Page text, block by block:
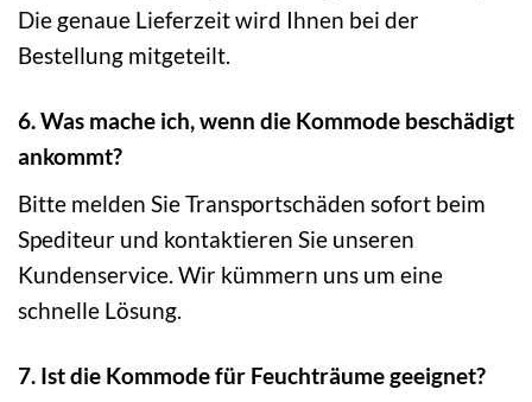
Die genaue Lieferzeit wird Ihnen bei der
Bestellung mitgeteilt.
6. Was mache ich, wenn die Kommode beschädigt
ankommt?
Bitte melden Sie Transportschäden sofort beim
Spediteur und kontaktieren Sie unseren
Kundenservice. Wir kümmern uns um eine
schnelle Lösung.
7. Ist die Kommode für Feuchträume geeignet?